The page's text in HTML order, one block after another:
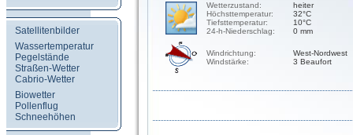
Satellitenbilder
Wassertemperatur
Pegelstände
Straßen-Wetter
Cabrio-Wetter
Biowetter
Pollenflug
Schneehöhen
Wetterzustand:
Höchsttemperatur:
Tiefsttemperatur:
24-h-Niederschlag:
heiter
32°C
10°C
0 mm
Windrichtung:
Windstärke:
West-Nordwest
3 Beaufort